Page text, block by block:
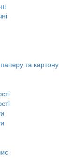
та картону